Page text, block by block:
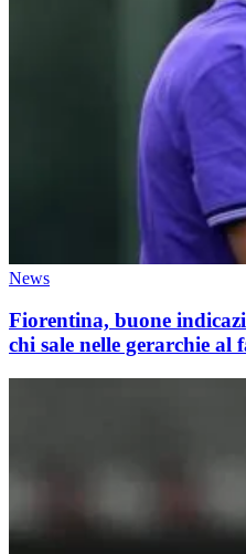
News
Fiorentina, buone
chi sale nelle gerarchie al